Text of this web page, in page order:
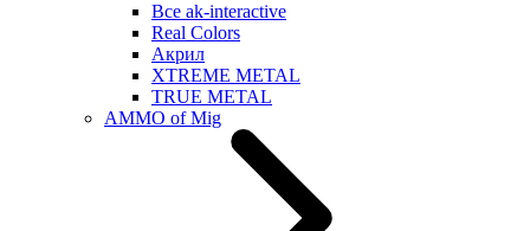
Все ak-interactive
Real Colors
Акрил
XTREME METAL
TRUE METAL
AMMO of Mig